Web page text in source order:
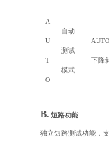
A
U
T
O
自动
测试
模式
下降
B. 短路功能
独立短路测试功能，